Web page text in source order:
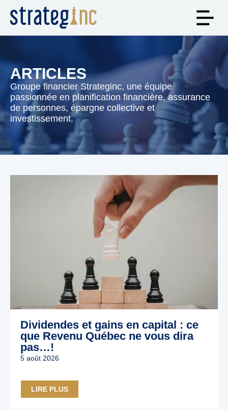
ARTICLES
Groupe financier Strateginc, une équipe
passionnée en planification financière, assurance
de personnes, épargne collective et
investissement.
Dividendes et gains en capital : ce
que Revenu Québec ne vous dira
pas…!
5 août 2026
LIRE PLUS